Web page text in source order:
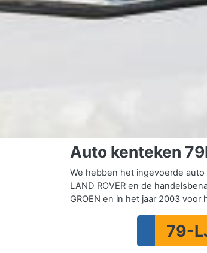
Auto kenteken
We hebben het ingevoerde
LAND ROVER en de
GROEN en in het jaar 2003
79-